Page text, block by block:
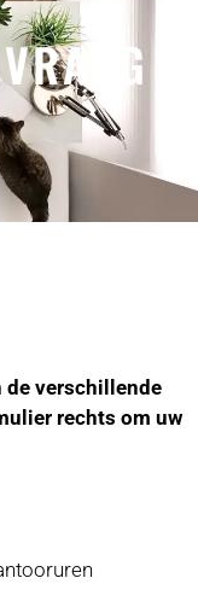
de verschillende
rechts om uw